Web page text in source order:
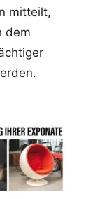
mitteilt,
dem